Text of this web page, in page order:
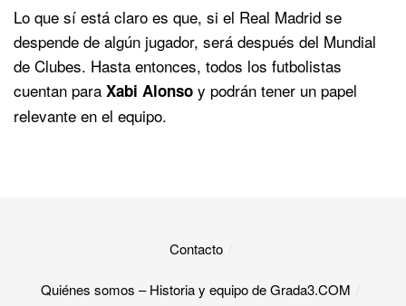
Lo que sí está claro es que, si el Real Madrid se
despende de algún jugador, será después del Mundial
de Clubes. Hasta entonces, todos los futbolistas
cuentan para Xabi Alonso y podrán tener un papel
relevante en el equipo.
Contacto
Quiénes somos – Historia y equipo de Grada3.COM